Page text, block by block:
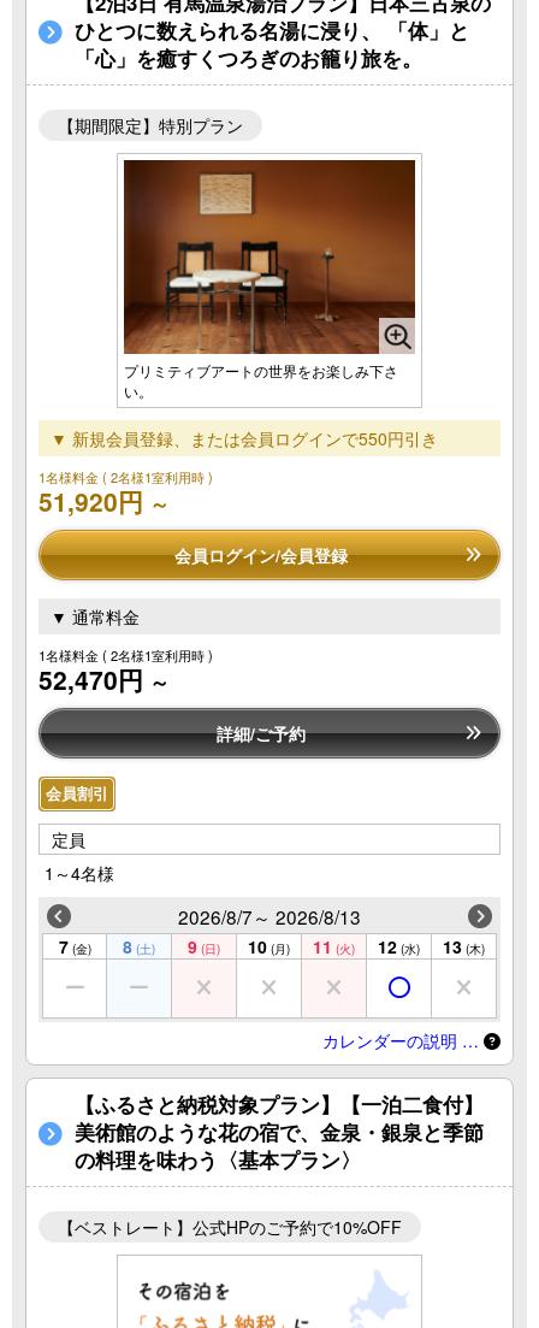
ひとつに数えられる名湯に浸り、 「体」と
「心」を癒すくつろぎのお籠り旅を。
【期間限定】特別プラン
プリミティブアートの世界をお楽しみ下さ
い。
▼ 新規会員登録、または会員ログインで550円引き
1名様料金( 2名様1室利用時 )
51,920円 ～
会員ログイン/会員登録
▼ 通常料金
1名様料金( 2名様1室利用時 )
52,470円 ～
詳細/ご予約
会員割引
定員
1～4名様
2026/8/7～ 2026/8/13
7 (金) 8 (土) 9 (日) 10 (月) 11 (火) 12 (水) 13 (木)
カレンダーの説明 …
【ふるさと納税対象プラン】【一泊二食付】
美術館のような花の宿で、金泉・銀泉と季節
の料理を味わう〈基本プラン〉
【ベストレート】公式HPのご予約で10%OFF